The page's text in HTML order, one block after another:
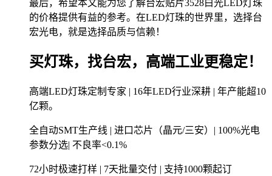
最后，希望本文能为您了解台宏贴片3528白光LED灯珠
的价格提供有益的参考。在LED灯珠的世界里，选择台
宏光电，就是选择品质与信赖！
买灯珠，找台宏，高端工业更稳定！
高端LED灯珠定制专家 | 16年LED行业深耕 | 年产能超10
亿颗。
全自动SMT生产线 | 进口芯片（晶元/三安）| 100%光电
参数分选| 不良率<0.1%
72小时极速打样 | 7天批量交付 | 支持1000颗起订